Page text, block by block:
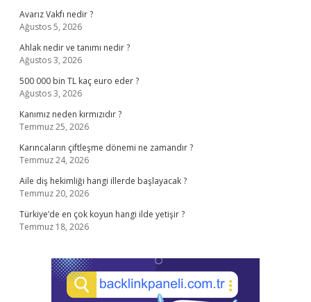
Avarız Vakfı nedir ?
Ağustos 5, 2026
Ahlak nedir ve tanımı nedir ?
Ağustos 3, 2026
500 000 bin TL kaç euro eder ?
Ağustos 3, 2026
Kanımız neden kırmızıdır ?
Temmuz 25, 2026
Karıncaların çiftleşme dönemi ne zamandır ?
Temmuz 24, 2026
Aile diş hekimliği hangi illerde başlayacak ?
Temmuz 20, 2026
Türkiye’de en çok koyun hangi ilde yetişir ?
Temmuz 18, 2026